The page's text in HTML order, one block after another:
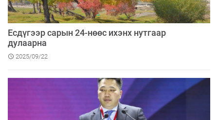
Есдүгээр сарын 24-нөөс ихэнх нутгаар
дулаарна
2025/09/22